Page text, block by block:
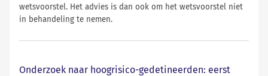
wetsvoorstel. Het advies is dan ook om het wetsvoorstel niet
in behandeling te nemen.
Onderzoek naar hoogrisico-gedetineerden: eerst